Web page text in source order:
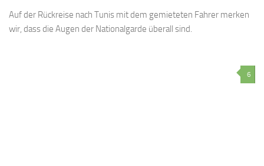
Auf der Rückreise nach Tunis mit dem gemieteten Fahrer merken
wir, dass die Augen der Nationalgarde überall sind.
6